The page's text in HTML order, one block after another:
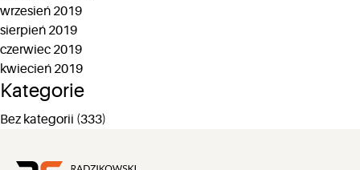
wrzesień 2019
sierpień 2019
czerwiec 2019
kwiecień 2019
Kategorie
Bez kategorii (333)